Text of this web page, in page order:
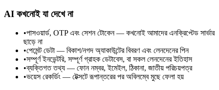
AI কখনোই যা দেখে না
•পাসওয়ার্ড, OTP এবং সেশন টোকেন — কখনোই আমাদের এনক্রিপ্টেড সার্ভার
ছাড়ে না
•পেমেন্ট ডেটা — বিকাশ/নগদ অ্যাকাউন্টের বিবরণ এবং লেনদেনের পিন
•সম্পূর্ণ ইনভেন্টরি, সম্পূর্ণ গ্রাহক ডেটাবেস, বা সকল লেনদেনের ইতিহাস
•ব্যক্তিগত তথ্য — ফোন নম্বর, ইমেইল, ঠিকানা, জাতীয় পরিচয়পত্র
•ভয়েস রেকর্ডিং — টেক্সটে রূপান্তরের পর অবিলম্বে মুছে ফেলা হয়